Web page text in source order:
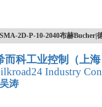
SMA-2D-P-10-2040布赫
而科工业控制（上
Industry
吴涛